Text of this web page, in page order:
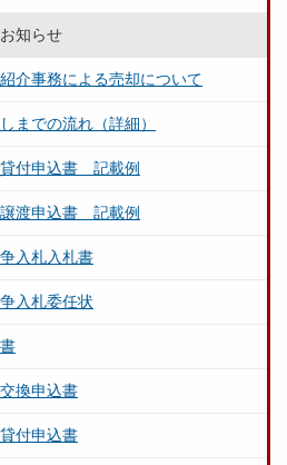
知らせ
介事務による売却について
までの流れ（詳細）
付申込書 記載例
渡申込書 記載例
入札入札書
入札委任状
換申込書
付申込書